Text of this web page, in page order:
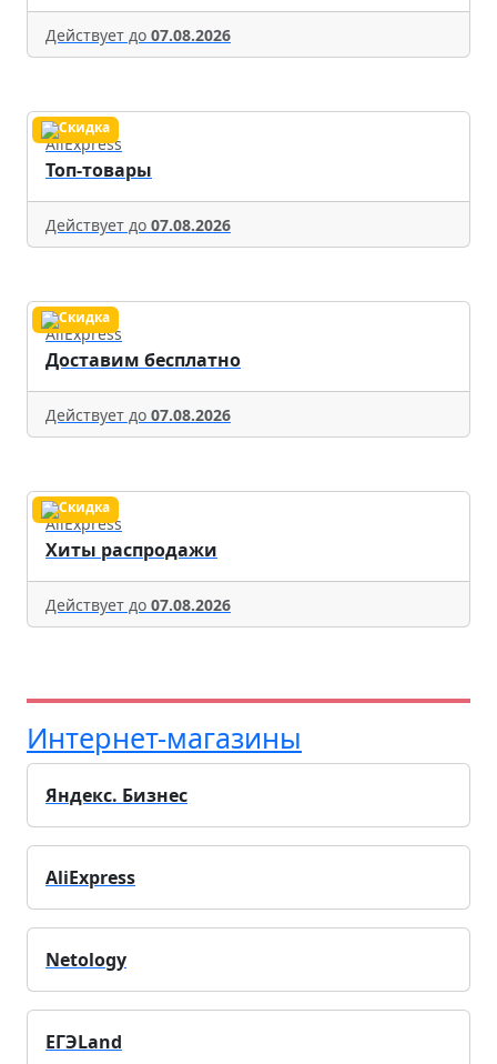
Действует до 07.08.2026
AliExpress
Топ-товары
Действует до 07.08.2026
AliExpress
Доставим бесплатно
Действует до 07.08.2026
AliExpress
Хиты распродажи
Действует до 07.08.2026
Интернет-магазины
Яндекс. Бизнес
AliExpress
Netology
ЕГЭLand